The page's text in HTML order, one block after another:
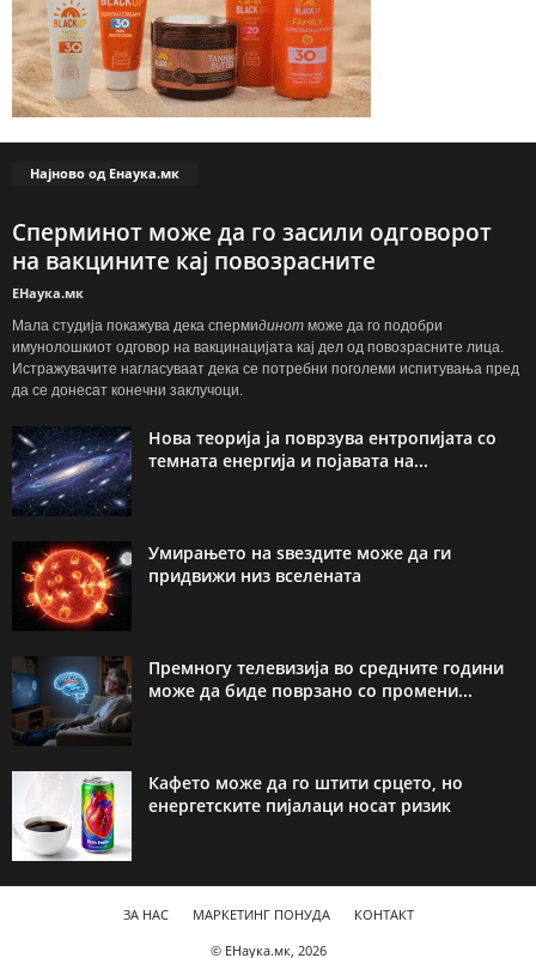
Најново од Енаука.мк
Сперминот може да го засили одговорот
на вакцините кај повозрасните
ЕНаука.мк
Мала студија покажува дека спермидинот може да го подобри
имунолошкиот одговор на вакцинацијата кај дел од повозрасните лица.
Истражувачите нагласуваат дека се потребни поголеми испитувања пред
да се донесат конечни заклучоци.
Нова теорија ја поврзува ентропијата со
темната енергија и појавата на...
Умирањето на ѕвездите може да ги
придвижи низ вселената
Премногу телевизија во средните години
може да биде поврзано со промени...
Кафето може да го штити срцето, но
енергетските пијалаци носат ризик
ЗА НАС МАРКЕТИНГ ПОНУДА
КОНТАКТ
© ЕНаука.мк, 2026